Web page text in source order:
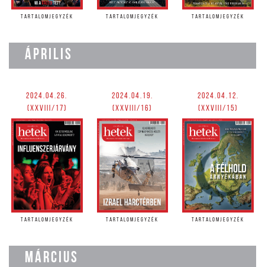
TARTALOMJEGYZÉK TARTALOMJEGYZÉK TARTALOMJEGYZÉK
ÁPRILIS
2024.04.26.
(XXVIII/17)
TARTALOMJEGYZÉK
2024.04.19.
(XXVIII/16)
TARTALOMJEGYZÉK
2024.04.12.
(XXVIII/15)
TARTALOMJEGYZÉK
MÁRCIUS